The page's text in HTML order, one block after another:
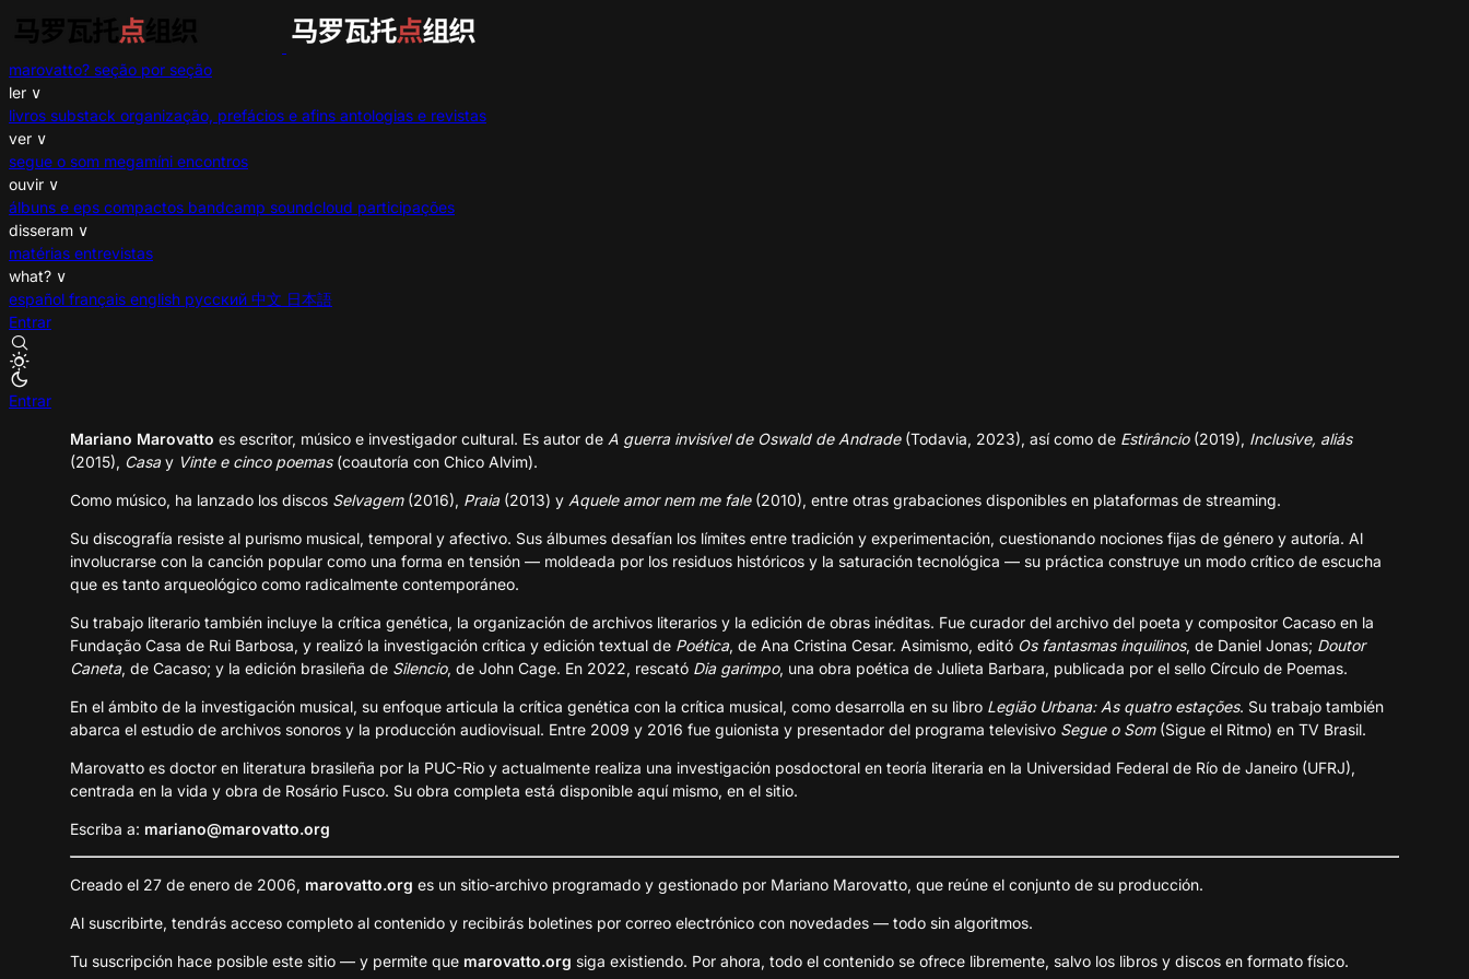
marovatto? seção por seção
ler ∨
livros substack organização, prefácios e afins antologias e revistas
ver ∨
segue o som megamíni encontros
ouvir ∨
álbuns e eps compactos bandcamp soundcloud participações
disseram ∨
matérias entrevistas
what? ∨
español français english русский 中文 日本語
Entrar
Entrar
Mariano Marovatto es escritor, músico e investigador cultural. Es autor de A guerra invisível de Oswald de Andrade(Todavia, 2023), así como de Estirâncio(2019), Inclusive, aliás
(2015), Casay Vinte e cinco poemas(coautoría con Chico Alvim).
Como músico, ha lanzado los discos Selvagem(2016), Praia(2013) y Aquele amor nem me fale(2010), entre otras grabaciones disponibles en plataformas de streaming.
Su discografía resiste al purismo musical, temporal y afectivo. Sus álbumes desafían los límites entre tradición y experimentación, cuestionando nociones fijas de género y autoría. Al
involucrarse con la canción popular como una forma en tensión — moldeada por los residuos históricos y la saturación tecnológica — su práctica construye un modo crítico de escucha
que es tanto arqueológico como radicalmente contemporáneo.
Su trabajo literario también incluye la crítica genética, la organización de archivos literarios y la edición de obras inéditas. Fue curador del archivo del poeta y compositor Cacaso en la
Fundação Casa de Rui Barbosa, y realizó la investigación crítica y edición textual de Poética, de Ana Cristina Cesar. Asimismo, editó Os fantasmas inquilinos, de Daniel Jonas; Doutor
Caneta, de Cacaso; y la edición brasileña de Silencio, de John Cage. En 2022, rescató Dia garimpo, una obra poética de Julieta Barbara, publicada por el sello Círculo de Poemas.
En el ámbito de la investigación musical, su enfoque articula la crítica genética con la crítica musical, como desarrolla en su libro Legião Urbana: As quatro estações. Su trabajo también
abarca el estudio de archivos sonoros y la producción audiovisual. Entre 2009 y 2016 fue guionista y presentador del programa televisivo Segue o Som(Sigue el Ritmo) en TV Brasil.
Marovatto es doctor en literatura brasileña por la PUC-Rio y actualmente realiza una investigación posdoctoral en teoría literaria en la Universidad Federal de Río de Janeiro (UFRJ),
centrada en la vida y obra de Rosário Fusco. Su obra completa está disponible aquí mismo, en el sitio.
Escriba a: mariano@marovatto.org
Creado el 27 de enero de 2006, marovatto.org es un sitio-archivo programado y gestionado por Mariano Marovatto, que reúne el conjunto de su producción.
Al suscribirte, tendrás acceso completo al contenido y recibirás boletines por correo electrónico con novedades — todo sin algoritmos.
Tu suscripción hace posible este sitio — y permite que marovatto.org siga existiendo. Por ahora, todo el contenido se ofrece libremente, salvo los libros y discos en formato físico.